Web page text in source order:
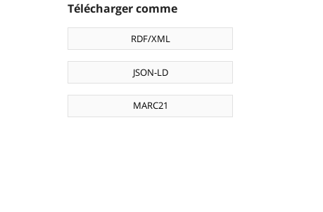
Télécharger comme
RDF/XML
JSON-LD
MARC21